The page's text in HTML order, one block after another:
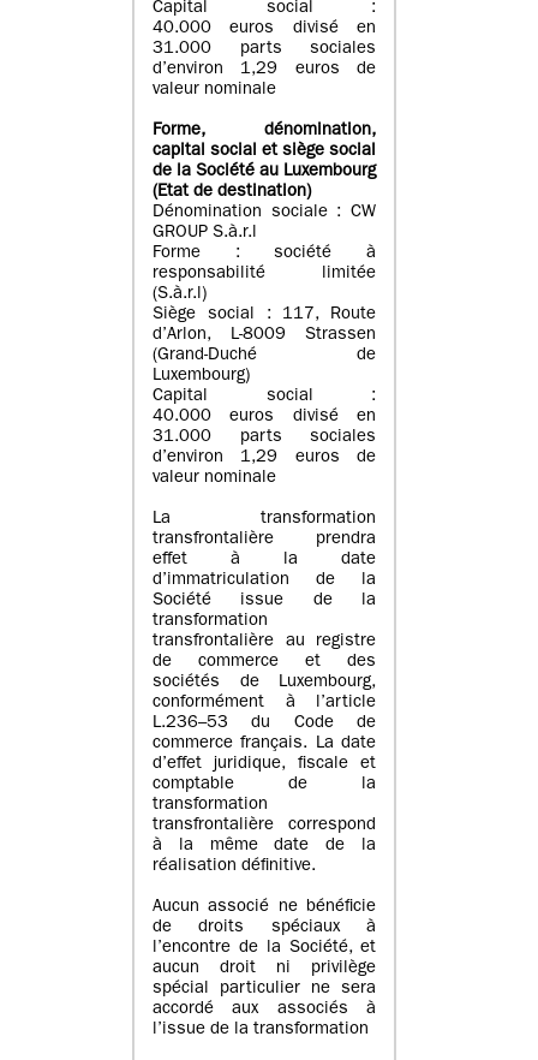
Capital social :
40.000 euros divisé en
31.000 parts sociales
d’environ 1,29 euros de
valeur nominale
Forme, dénomination,
capital social et siège social
de la Société au Luxembourg
(Etat de destination)
Dénomination sociale : CW
GROUP S.à.r.l
Forme : société à
responsabilité limitée
(S.à.r.l)
Siège social : 117, Route
d’Arlon, L-8009 Strassen
(Grand-Duché de
Luxembourg)
Capital social :
40.000 euros divisé en
31.000 parts sociales
d’environ 1,29 euros de
valeur nominale
La transformation
transfrontalière prendra
effet à la date
d’immatriculation de la
Société issue de la
transformation
transfrontalière au registre
de commerce et des
sociétés de Luxembourg,
conformément à l’article
L.236–53 du Code de
commerce français. La date
d’effet juridique, fiscale et
comptable de la
transformation
transfrontalière correspond
à la même date de la
réalisation définitive.
Aucun associé ne bénéficie
de droits spéciaux à
l’encontre de la Société, et
aucun droit ni privilège
spécial particulier ne sera
accordé aux associés à
l’issue de la transformation